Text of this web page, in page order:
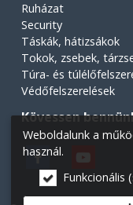
Ruházat
Security
Táskák, hátizsákok
Tokok, zsebek,
Túra- és
Védőfelszerelések
Kövessen
Weboldalunk a
használ.
Funkcionális